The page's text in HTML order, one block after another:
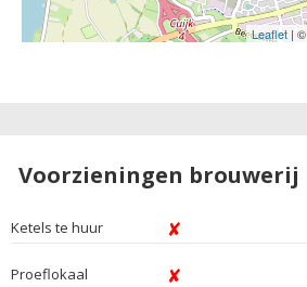
Leaflet | ©
Voorzieningen brouwerij
Ketels te huur
Proeflokaal